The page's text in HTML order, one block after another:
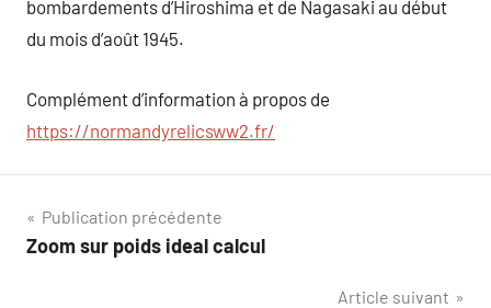
bombardements d’Hiroshima et de Nagasaki au début
du mois d’août 1945.
Complément d’information à propos de
https://normandyrelicsww2.fr/
Navigation
de
Publication précédente
Zoom sur poids ideal calcul
Article suivant